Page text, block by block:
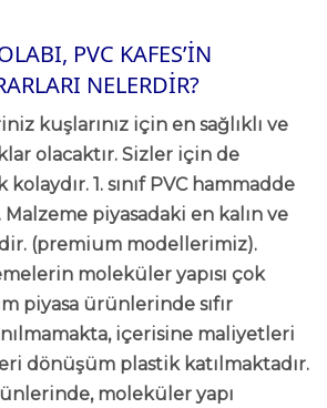
PVC KAFES’İN
NELERDİR?
kuşlarınız için en sağlıklı ve
olacaktır. Sizler için de
1. sınıf PVC hammadde
Malzeme piyasadaki en kalın ve
(premium modellerimiz).
moleküler yapısı çok
piyasa ürünlerinde sıfır
içerisine maliyetleri
dönüşüm plastik katılmaktadır.
moleküler yapı